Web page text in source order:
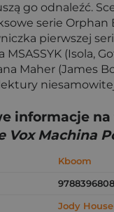
go odnaleźć.
serie Orphan
pierwszej
MSASSYK (Isola,
Maher (James
informacje
Vox Machina
Kboom
Jody